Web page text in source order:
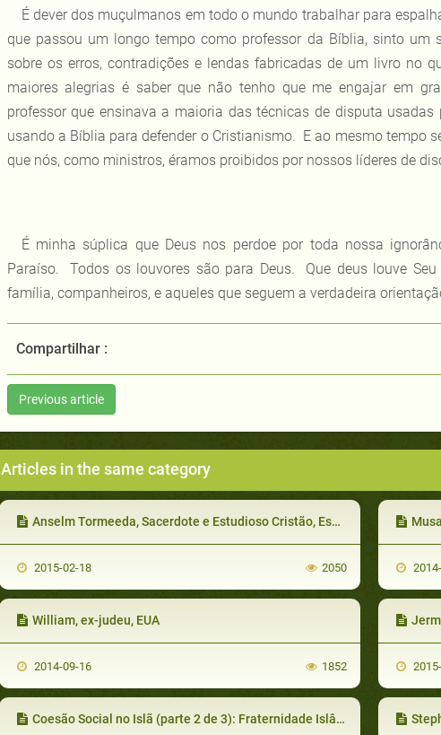
É dever dos muçulmanos em todo o mundo trabalhar para
que passou um longo tempo como professor da Bíblia, sinto um
sobre os erros, contradições e lendas fabricadas de um livro no
maiores alegrias é saber que não tenho que me engajar em
professor que ensinava a maioria das técnicas de disputa
usando a Bíblia para defender o Cristianismo. E ao mesmo tempo
que nós, como ministros, éramos proibidos por nossos líderes de
É minha súplica que Deus nos perdoe por toda nossa
Paraíso. Todos os louvores são para Deus. Que deus louve
família, companheiros, e aqueles que seguem a verdadeira
Compartilhar :
Previous article
Articles in the same category
Anselm Tormeeda, Sacerdote e Estudioso Cristão, Espanha
2015-02-18 2050
William, ex-judeu, EUA
2014-09-16 1852
Coesão Social no Islã (parte 2 de 3): Fraternidade Islâmica